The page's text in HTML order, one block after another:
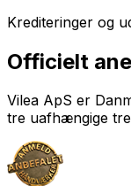
Krediteringer og
Officielt
Vilea ApS er
tre uafhængige